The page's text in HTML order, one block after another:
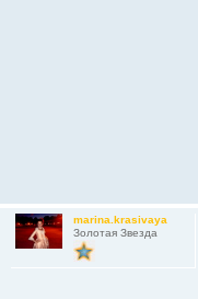
marina.krasivaya
Золотая Звезда